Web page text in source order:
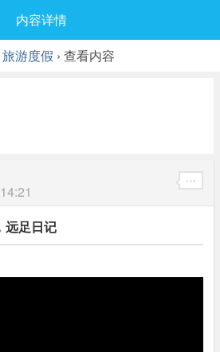
最新发表
内容详情
旅游度假 › 查看内容
远足日记